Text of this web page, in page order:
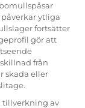
ytliga
fortsätter
gör att
från
skada eller
tillverkning av